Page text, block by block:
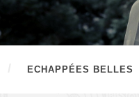
ECHAPPÉES BELLES